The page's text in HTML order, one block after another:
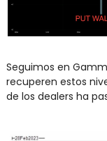
Seguimos en
recuperen estos
de los dealers ha